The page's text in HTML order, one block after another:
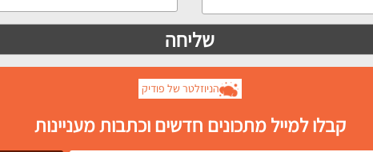
הניוזלטר של פודיק
קבלו למייל מתכונים חדשים וכתבות מעניינות